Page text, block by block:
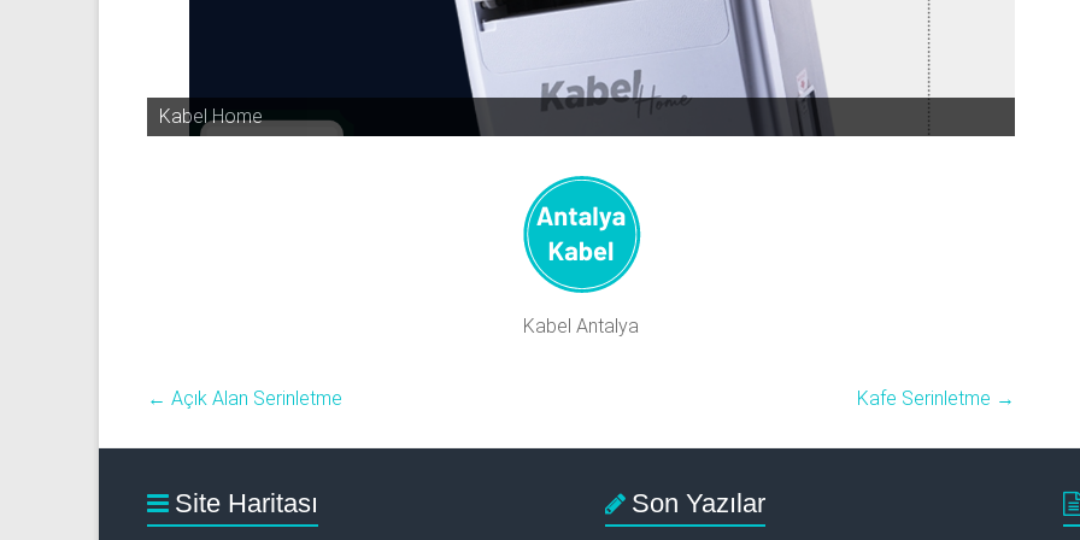
Kabel Home
Kabel Antalya
← Açık Alan Serinletme Kafe Serinletme →
Site Haritası Son Yazılar